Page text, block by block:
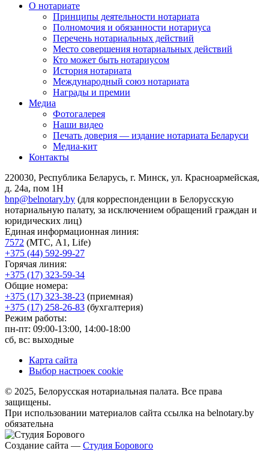
О нотариате
Принципы деятельности нотариата
Полномочия и обязанности нотариуса
Перечень нотариальных действий
Место совершения нотариальных действий
Кто может быть нотариусом
История нотариата
Международный союз нотариата
Награды и премии
Медиа
Фотогалерея
Наши видео
Печать доверия — издание нотариата Беларуси
Медиа-кит
Контакты
220030, Республика Беларусь, г. Минск, ул. Красноармейская,
д. 24а, пом 1Н
bnp@belnotary.by (для корреспонденции в Белорусскую
нотариальную палату, за исключением обращений граждан и
юридических лиц)
Единая информационная линия:
7572 (МТС, A1, Life)
+375 (44) 592-99-27
Горячая линия:
+375 (17) 323-59-34
Общие номера:
+375 (17) 323-38-23 (приемная)
+375 (17) 258-26-83 (бухгалтерия)
Режим работы:
пн-пт: 09:00-13:00, 14:00-18:00
сб, вс: выходные
Карта сайта
Выбор настроек cookie
© 2025, Белорусская нотариальная палата. Все права
защищены.
При использовании материалов сайта ссылка на belnotary.by
обязательна
Создание сайта — Студия Борового